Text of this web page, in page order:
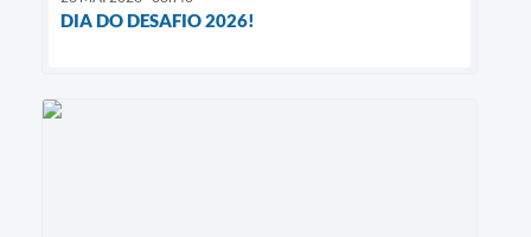
DIA DO DESAFIO 2026!